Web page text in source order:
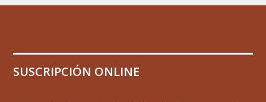
SUSCRIPCIÓN ONLINE